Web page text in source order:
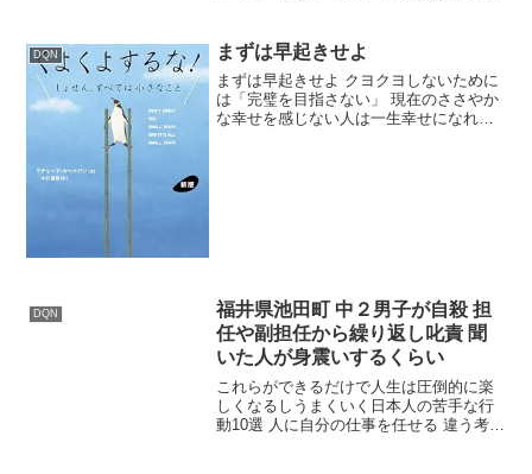
向について、その構造的背景と実力行使
の狙いを分析します...
DQN まずは早起きせよ
まずは早起きせよ クヨクヨしないために
は「完璧を目指さない」 現在のささやか
な幸せを感じない人は一生幸せになれな
DQN
福井県池田町 中２男子が自殺 担
任や副担任から繰り返し叱責 聞
いた人が身震いするくらい
これらができるだけで人生は圧倒的に楽
しくなるしうまくいく日本人の苦手な行
動10選 人に自分の仕事を任せる 違う考え